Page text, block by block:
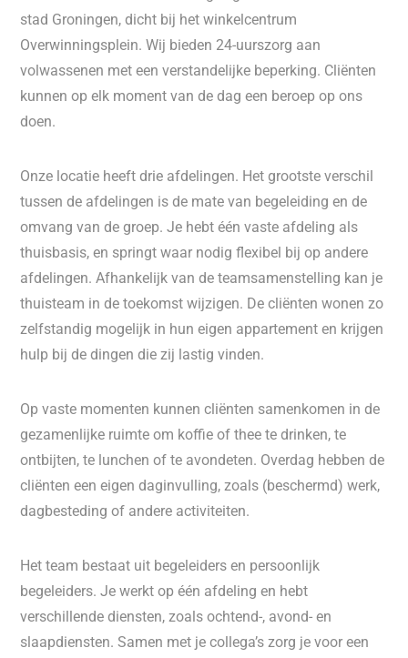
stad Groningen, dicht bij het winkelcentrum
Overwinningsplein. Wij bieden 24-uurszorg aan
volwassenen met een verstandelijke beperking. Cliënten
kunnen op elk moment van de dag een beroep op ons
doen.
Onze locatie heeft drie afdelingen. Het grootste verschil
tussen de afdelingen is de mate van begeleiding en de
omvang van de groep. Je hebt één vaste afdeling als
thuisbasis, en springt waar nodig flexibel bij op andere
afdelingen. Afhankelijk van de teamsamenstelling kan je
thuisteam in de toekomst wijzigen. De cliënten wonen zo
zelfstandig mogelijk in hun eigen appartement en krijgen
hulp bij de dingen die zij lastig vinden.
Op vaste momenten kunnen cliënten samenkomen in de
gezamenlijke ruimte om koffie of thee te drinken, te
ontbijten, te lunchen of te avondeten. Overdag hebben de
cliënten een eigen daginvulling, zoals (beschermd) werk,
dagbesteding of andere activiteiten.
Het team bestaat uit begeleiders en persoonlijk
begeleiders. Je werkt op één afdeling en hebt
verschillende diensten, zoals ochtend-, avond- en
slaapdiensten. Samen met je collega’s zorg je voor een